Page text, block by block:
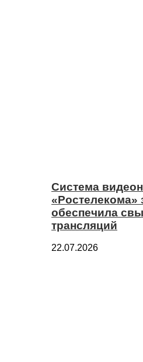
Система
«Ростелекома»
обеспечила
трансляций
22.07.2026